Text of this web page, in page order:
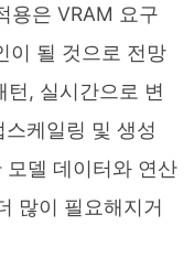
용은 VRAM 요구
이 될 것으로 전망
턴, 실시간으로 변
케일링 및 생성
모델 데이터와 연산
많이 필요해지거